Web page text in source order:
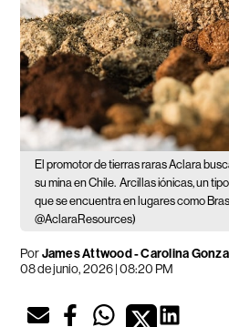
El promotor de tierras raras Aclara
su mina en Chile. Arcillas iónicas, un
que se encuentra en lugares como
@AclaraResources)
PorJames Attwood - Carolina
08 de junio, 2026 | 08:20 PM